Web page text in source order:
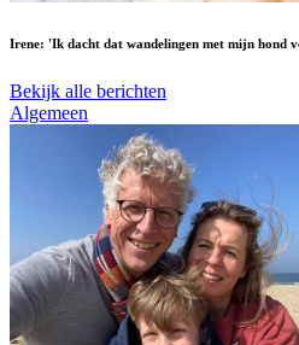
Irene: 'Ik dacht dat wandelingen met mijn hond
Bekijk alle berichten
Algemeen